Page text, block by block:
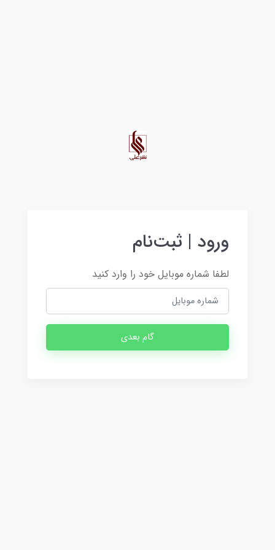
ورود | ثبت‌نام
لطفا شماره موبایل خود را وارد کنید
گام بعدی